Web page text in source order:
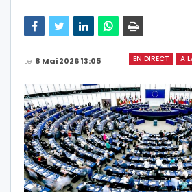
EN DIRECT A
Le 8 Mai 2026 13:05